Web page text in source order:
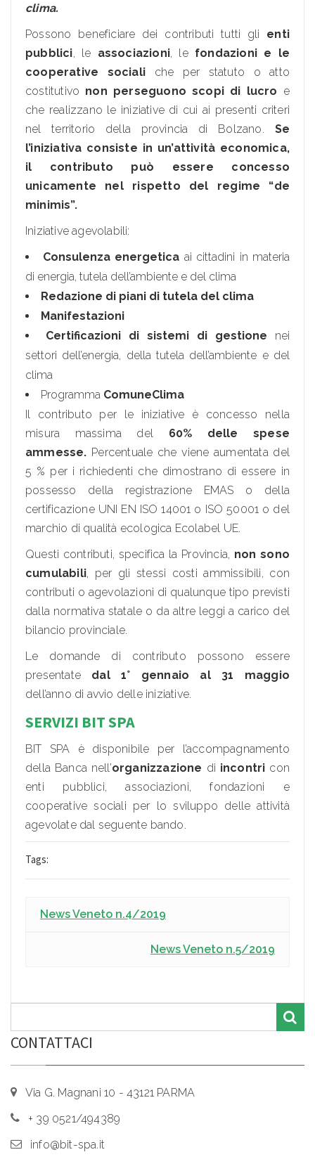
clima.
Possono beneficiare dei contributi tutti gli enti
pubblici, le associazioni, le fondazioni e le
cooperative sociali che per statuto o atto
costitutivo non perseguono scopi di lucro e
che realizzano le iniziative di cui ai presenti criteri
nel territorio della provincia di Bolzano. Se
l’iniziativa consiste in un’attività economica,
il contributo può essere concesso
unicamente nel rispetto del regime “de
minimis”.
Iniziative agevolabili:
Consulenza energetica ai cittadini in materia
di energia, tutela dell’ambiente e del clima
Redazione di piani di tutela del clima
Manifestazioni
Certificazioni di sistemi di gestione nei
settori dell’energia, della tutela dell’ambiente e del
clima
Programma ComuneClima
Il contributo per le iniziative è concesso nella
misura massima del 60% delle spese
ammesse. Percentuale che viene aumentata del
5 % per i richiedenti che dimostrano di essere in
possesso della registrazione EMAS o della
certificazione UNI EN ISO 14001 o ISO 50001 o del
marchio di qualità ecologica Ecolabel UE.
Questi contributi, specifica la Provincia, non sono
cumulabili, per gli stessi costi ammissibili, con
contributi o agevolazioni di qualunque tipo previsti
dalla normativa statale o da altre leggi a carico del
bilancio provinciale.
Le domande di contributo possono essere
presentate dal 1° gennaio al 31 maggio
dell’anno di avvio delle iniziative.
SERVIZI BIT SPA
BIT SPA è disponibile per l’accompagnamento
della Banca nell’organizzazione di incontri con
enti pubblici, associazioni, fondazioni e
cooperative sociali per lo sviluppo delle attività
agevolate dal seguente bando.
Tags:
News Veneto n.4/2019
News Veneto n.5/2019
CONTATTACI
Via G. Magnani 10 - 43121 PARMA
+ 39 0521/494389
info@bit-spa.it